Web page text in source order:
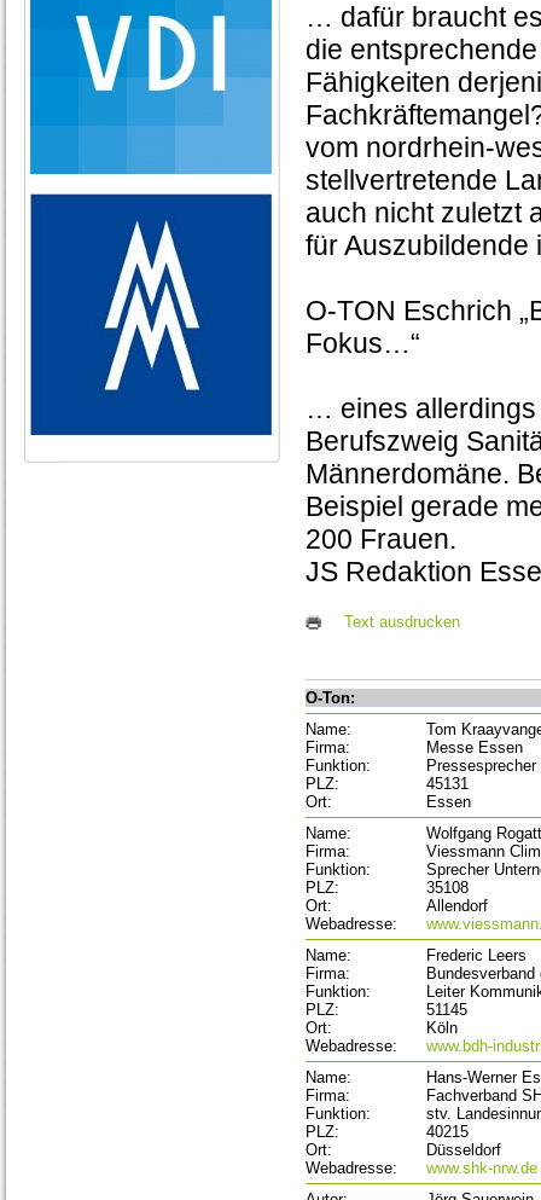
… dafür braucht
die
Fähigkeiten
vom nordrhein-
stellvertretende
auch nicht zuletzt
für
O-TON Eschrich
Fokus…“
… eines allerdings
Berufszweig
Männerdomäne.
Beispiel gerade
200 Frauen.
JS Redaktion
Text ausdrucken
O-Ton:
Name:
Tom
Firma:
Messe Essen
Funktion:
Pressesprecher
PLZ:
45131
Ort:
Essen
Name:
Wolfgang
Firma:
Viessmann
Funktion:
Sprecher
PLZ:
35108
Ort:
Allendorf
Webadresse:
Name:
Frederic Leers
Firma:
Funktion:
Leiter
PLZ:
51145
Ort:
Köln
Webadresse:
www.bdh-
Name:
Hans-Werner
Firma:
Fachverband
Funktion:
stv.
PLZ:
40215
Ort:
Düsseldorf
Webadresse:
www.shk-nrw.de